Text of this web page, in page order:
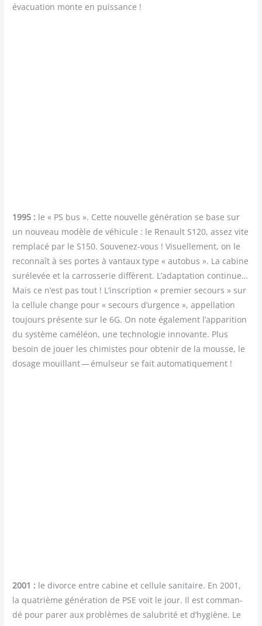
éva­cua­tion monte en puissance !
1995 : le « PS bus ». Cette nou­velle géné­ra­tion se base sur
un nou­veau modèle de véhi­cule : le Renault S120, assez vite
rem­pla­cé par le S150. Sou­ve­nez-vous ! Visuel­le­ment, on le
recon­naît à ses portes à van­taux type « auto­bus ». La cabine
sur­éle­vée et la car­ros­se­rie dif­fèrent. L’adaptation conti­nue…
Mais ce n’est pas tout ! L’inscription « pre­mier secours » sur
la cel­lule change pour « secours d’urgence », appel­la­tion
tou­jours pré­sente sur le 6G. On note éga­le­ment l’apparition
du sys­tème camé­léon, une tech­no­lo­gie inno­vante. Plus
besoin de jouer les chi­mistes pour obte­nir de la mousse, le
dosage mouillant — émul­seur se fait automatiquement !
2001 : le divorce entre cabine et cel­lule sani­taire. En 2001,
la qua­trième géné­ra­tion de PSE voit le jour. Il est com­man­
dé pour parer aux pro­blèmes de salu­bri­té et d’hygiène. Le